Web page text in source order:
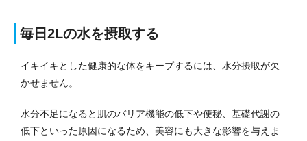
毎日2Lの水を摂取する
イキイキとした健康的な体をキープするには、水分摂取が欠
かせません。
水分不足になると肌のバリア機能の低下や便秘、基礎代謝の
低下といった原因になるため、美容にも大きな影響を与えま